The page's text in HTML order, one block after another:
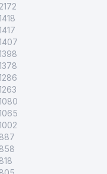
2172
887
858
818